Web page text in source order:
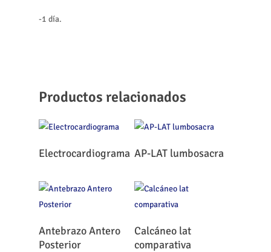
-1 día.
Productos relacionados
Leer Más
Electrocardiograma Leer Más
AP-LAT lumbosacra
Leer Más
Antebrazo Antero
Posterior
Leer Más
Calcáneo lat
comparativa